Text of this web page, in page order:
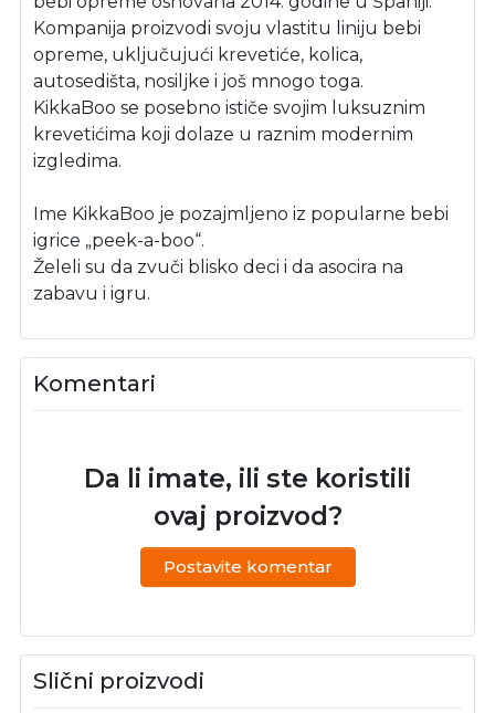
Kompanija proizvodi svoju vlastitu liniju bebi
opreme, uključujući krevetiće, kolica,
autosedišta, nosiljke i još mnogo toga.
KikkaBoo se posebno ističe svojim luksuznim
krevetićima koji dolaze u raznim modernim
izgledima.
Ime KikkaBoo je pozajmljeno iz popularne bebi
igrice „peek-a-boo“.
Želeli su da zvuči blisko deci i da asocira na
zabavu i igru.
Komentari
Da li imate, ili ste koristili
ovaj proizvod?
Postavite komentar
Slični proizvodi